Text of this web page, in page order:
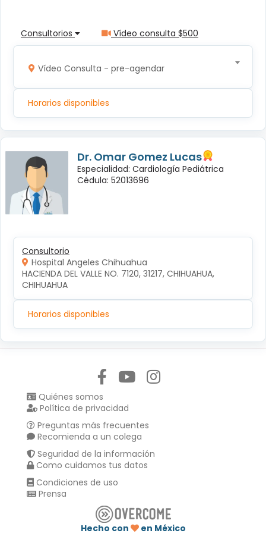
Consultorios Vídeo consulta $500
Vídeo Consulta - pre-agendar
Horarios disponibles
Dr. Omar Gomez Lucas
Especialidad: Cardiología Pediátrica
Cédula: 52013696
Consultorio
Hospital Angeles Chihuahua
HACIENDA DEL VALLE NO. 7120, 31217, CHIHUAHUA,
CHIHUAHUA
Horarios disponibles
Quiénes somos
Política de privacidad
Preguntas más frecuentes
Recomienda a un colega
Seguridad de la información
Como cuidamos tus datos
Condiciones de uso
Prensa
Hecho con
en México